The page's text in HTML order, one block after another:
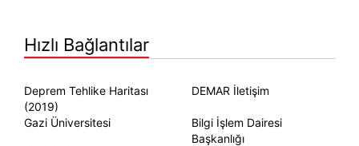
Hızlı Bağlantılar
Deprem Tehlike Haritası
(2019)
DEMAR İletişim
Gazi Üniversitesi
Bilgi İşlem Dairesi
Başkanlığı